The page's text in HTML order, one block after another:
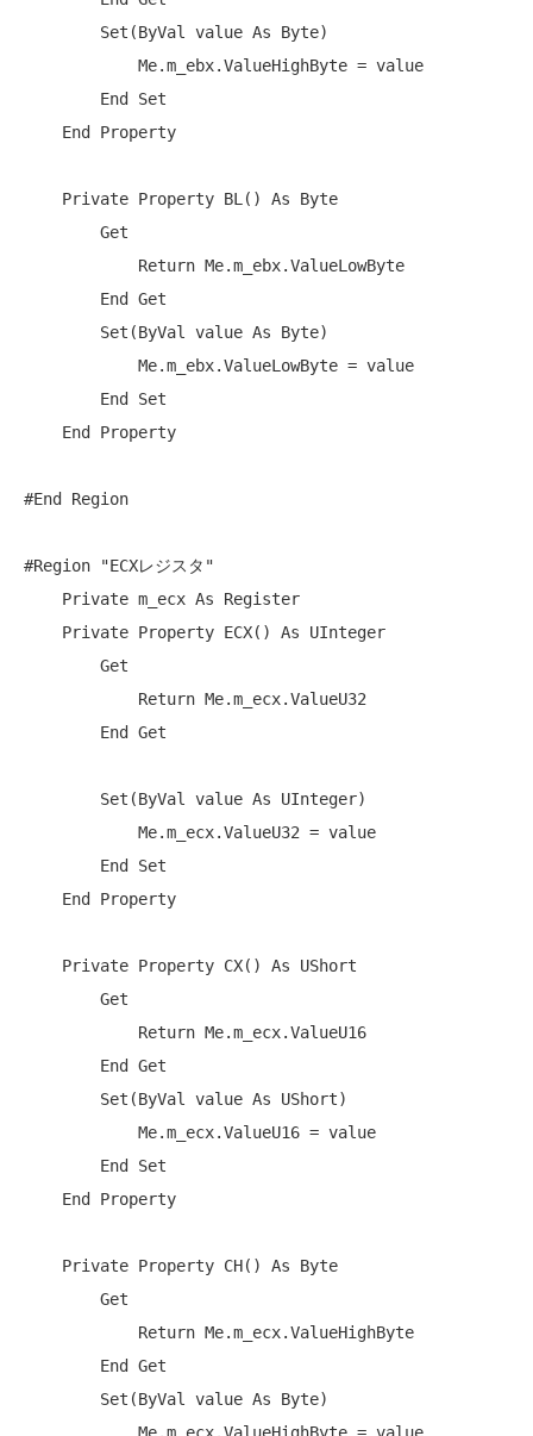
Set (ByVal value As Byte)
Me.m_ebx.ValueHighByte = value
End
Set
End
Property
Private Property BL() As
Byte
Get
Return Me.m_ebx.ValueLowByte
End
Get
Set (ByVal value As Byte)
Me.m_ebx.ValueLowByte = value
End
Set
End
Property
#End Region
#Region
"ECXレジスタ"
Private m_ecx As Register
Private Property ECX() As UInteger
Get
Return Me.m_ecx.ValueU32
End
Get
Set (ByVal value As UInteger)
Me.m_ecx.ValueU32 = value
End
Set
End
Property
Private Property CX() As UShort
Get
Return Me.m_ecx.ValueU16
End
Get
Set (ByVal value As UShort)
Me.m_ecx.ValueU16 = value
End
Set
End
Property
Private Property CH() As
Byte
Get
Return Me.m_ecx.ValueHighByte
End
Get
Set (ByVal value As Byte)
Me.m_ecx.ValueHighByte = value